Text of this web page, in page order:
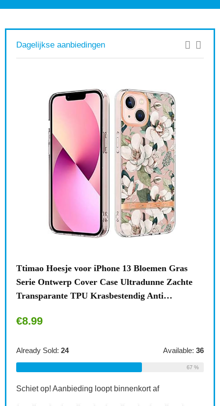
Dagelijkse aanbiedingen
Ttimao Hoesje voor iPhone 13 Bloemen Gras
Serie Ontwerp Cover Case Ultradunne Zachte
Transparante TPU Krasbestendig Anti…
€8.99
Already Sold: 24 Available: 36
67 %
Schiet op! Aanbieding loopt binnenkort af